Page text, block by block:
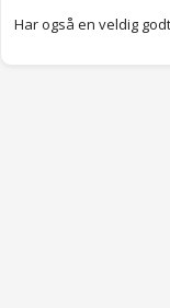
Har også en veldig